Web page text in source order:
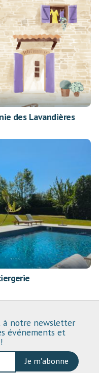
des Lavandières
à notre newsletter
événements et
Je m'abonne